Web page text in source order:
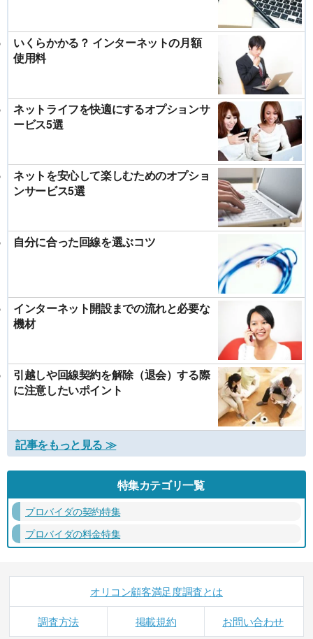
いくらかかる？ インターネットの月額
使用料
ネットライフを快適にするオプションサ
ービス5選
ネットを安心して楽しむためのオプショ
ンサービス5選
自分に合った回線を選ぶコツ
インターネット開設までの流れと必要な
機材
引越しや回線契約を解除（退会）する際
に注意したいポイント
記事をもっと見る ≫
特集カテゴリ一覧
プロバイダの契約特集
プロバイダの料金特集
オリコン顧客満足度調査とは
調査方法 掲載規約 お問い合わせ